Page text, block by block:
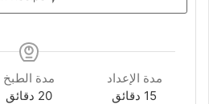
مدة الإعداد
15دقائق
دقائق
مدة الطبخ
20 دقائق
دقائق